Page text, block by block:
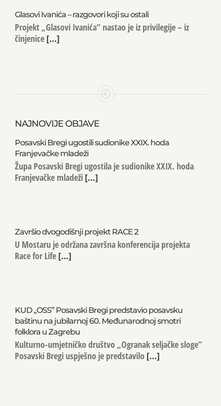
Glasovi Ivanića – razgovori koji su ostali
Projekt „Glasovi Ivanića“ nastao je iz privilegije – iz
činjenice [...]
NAJNOVIJE OBJAVE
Posavski Bregi ugostili sudionike XXIX. hoda
Franjevačke mladeži
Župa Posavski Bregi ugostila je sudionike XXIX. hoda
Franjevačke mladeži [...]
Završio dvogodišnji projekt RACE 2
U Mostaru je održana završna konferencija projekta
Race for Life [...]
KUD „OSS” Posavski Bregi predstavio posavsku
baštinu na jubilarnoj 60. Međunarodnoj smotri
folklora u Zagrebu
Kulturno-umjetničko društvo „Ogranak seljačke sloge”
Posavski Bregi uspješno je predstavilo [...]